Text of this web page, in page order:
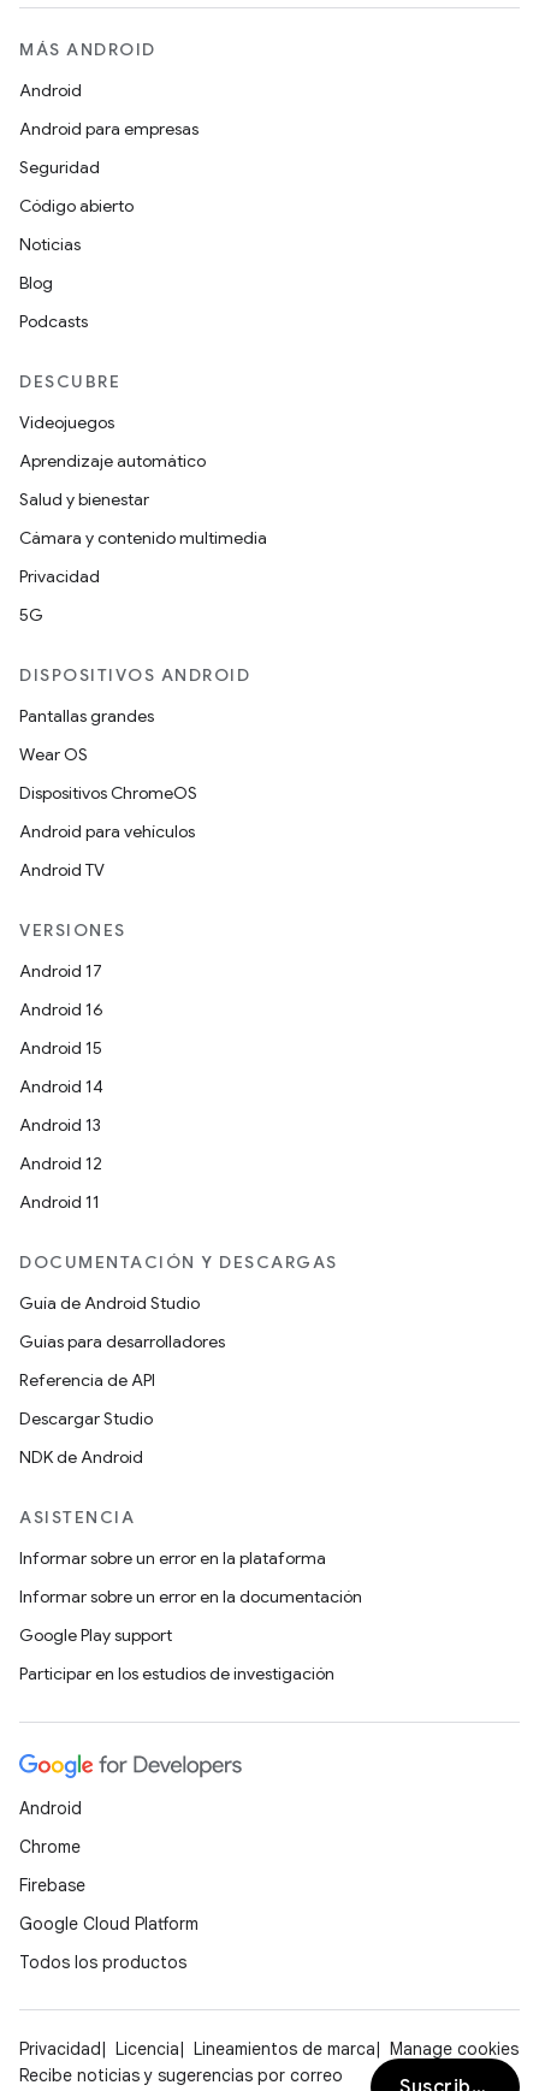
MÁS ANDROID
Android
Android para empresas
Seguridad
Código abierto
Noticias
Blog
Podcasts
DESCUBRE
Videojuegos
Aprendizaje automático
Salud y bienestar
Cámara y contenido multimedia
Privacidad
5G
DISPOSITIVOS ANDROID
Pantallas grandes
Wear OS
Dispositivos ChromeOS
Android para vehículos
Android TV
VERSIONES
Android 17
Android 16
Android 15
Android 14
Android 13
Android 12
Android 11
DOCUMENTACIÓN Y DESCARGAS
Guía de Android Studio
Guías para desarrolladores
Referencia de API
Descargar Studio
NDK de Android
ASISTENCIA
Informar sobre un error en la plataforma
Informar sobre un error en la documentación
Google Play support
Participar en los estudios de investigación
Android
Chrome
Firebase
Google Cloud Platform
Todos los productos
Privacidad Licencia Lineamientos de marca
Manage cookies
Recibe noticias y sugerencias por correo